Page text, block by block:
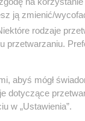
już
ją zmienić/
rodzaje
abyś mógł
dotyczące
w „Ustawienia”.